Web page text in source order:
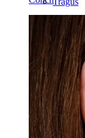
Barbell
Rook
Daith
Hestesko
Ring
Verktøy